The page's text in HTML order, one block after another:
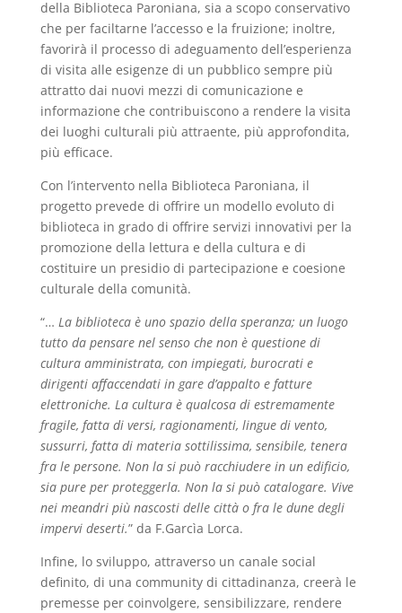
della Biblioteca Paroniana, sia a scopo conservativo
che per faciltarne l’accesso e la fruizione; inoltre,
favorirà il processo di adeguamento dell’esperienza
di visita alle esigenze di un pubblico sempre più
attratto dai nuovi mezzi di comunicazione e
informazione che contribuiscono a rendere la visita
dei luoghi culturali più attraente, più approfondita,
più efficace.
Con l’intervento nella Biblioteca Paroniana, il
progetto prevede di offrire un modello evoluto di
biblioteca in grado di offrire servizi innovativi per la
promozione della lettura e della cultura e di
costituire un presidio di partecipazione e coesione
culturale della comunità.
“… La biblioteca è uno spazio della speranza; un luogo
tutto da pensare nel senso che non è questione di
cultura amministrata, con impiegati, burocrati e
dirigenti affaccendati in gare d’appalto e fatture
elettroniche. La cultura è qualcosa di estremamente
fragile, fatta di versi, ragionamenti, lingue di vento,
sussurri, fatta di materia sottilissima, sensibile, tenera
fra le persone. Non la si può racchiudere in un edificio,
sia pure per proteggerla. Non la si può catalogare. Vive
nei meandri più nascosti delle città o fra le dune degli
impervi deserti.” da F.Garcìa Lorca.
Infine, lo sviluppo, attraverso un canale social
definito, di una community di cittadinanza, creerà le
premesse per coinvolgere, sensibilizzare, rendere